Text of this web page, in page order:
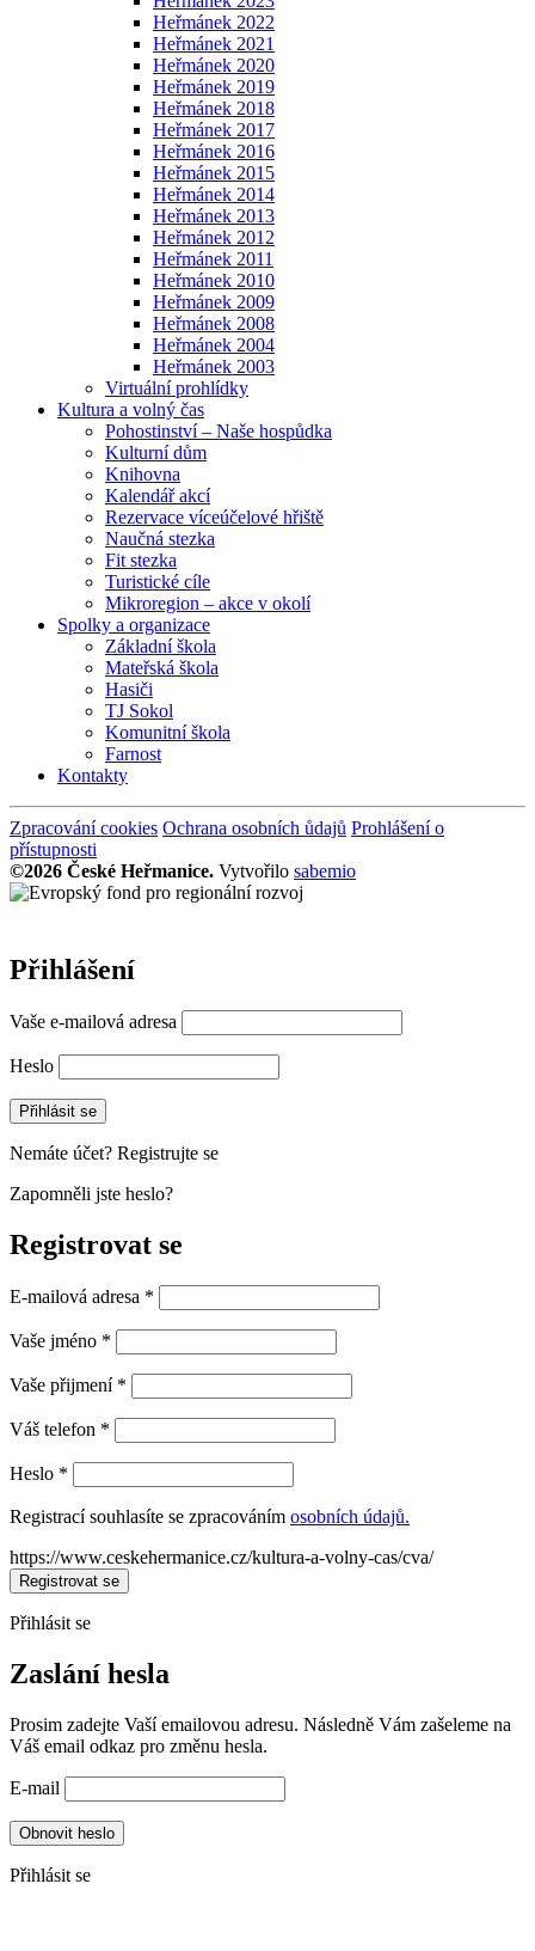
Heřmánek 2022
Heřmánek 2021
Heřmánek 2020
Heřmánek 2019
Heřmánek 2018
Heřmánek 2017
Heřmánek 2016
Heřmánek 2015
Heřmánek 2014
Heřmánek 2013
Heřmánek 2012
Heřmánek 2011
Heřmánek 2010
Heřmánek 2009
Heřmánek 2008
Heřmánek 2004
Heřmánek 2003
Virtuální prohlídky
Kultura a volný čas
Pohostinství – Naše hospůdka
Kulturní dům
Knihovna
Kalendář akcí
Rezervace víceúčelové hřiště
Naučná stezka
Fit stezka
Turistické cíle
Mikroregion – akce v okolí
Spolky a organizace
Základní škola
Mateřská škola
Hasiči
TJ Sokol
Komunitní škola
Farnost
Kontakty
Zpracování cookies Ochrana osobních ůdajů Prohlášení o
přístupnosti
©2026 České Heřmanice. Vytvořilo sabemio
Přihlášení
Vaše e-mailová adresa
Heslo
Přihlásit se
Nemáte účet? Registrujte se
Zapomněli jste heslo?
Registrovat se
E-mailová adresa *
Vaše jméno *
Vaše přijmení *
Váš telefon *
Heslo *
Registrací souhlasíte se zpracováním osobních údajů.
https://www.ceskehermanice.cz/kultura-a-volny-cas/cva/
Registrovat se
Přihlásit se
Zaslání hesla
Prosim zadejte Vaší emailovou adresu. Následně Vám zašeleme na
Váš email odkaz pro změnu hesla.
E-mail
Obnovit heslo
Přihlásit se